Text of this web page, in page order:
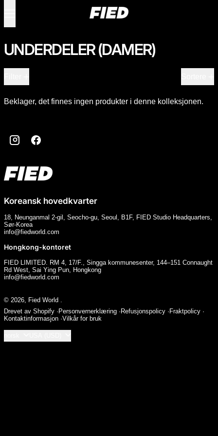
UNDERDELER (DAMER)
0 produkter
Beklager, det finnes ingen produkter i denne kolleksjonen.
InstagramFacebook
Koreansk hovedkvarter
18, Neunganmal 2-gil, Seocho-gu, Seoul, B1F, FIED Studio Headquarters,
Sør-Korea
info@fiedworld.com
Hongkong-kontoret
FIED LIMITED. RM 4, 17/F., Singga kommunesenter, 144–151 Connaught
Rd West, Sai Ying Pun, Hongkong
info@fiedworld.com
© 2026, Fied World .
Drevet av Shopify
Personvernerklæring Refusjonspolicy
Fraktpolicy
Kontaktinformasjon Vilkår for bruk